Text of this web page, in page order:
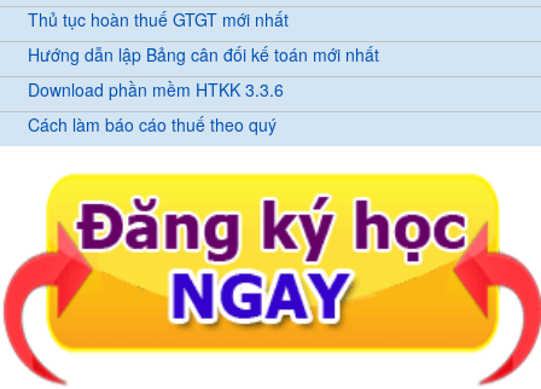
Thủ tục hoàn thuế GTGT mới nhất
Hướng dẫn lập Bảng cân đối kế toán mới nhất
Download phần mềm HTKK 3.3.6
Cách làm báo cáo thuế theo quý